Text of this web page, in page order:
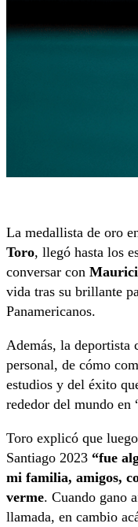
La medallista de oro
Toro, llegó hasta los
conversar con
vida tras su brillante
Panamericanos.
Además, la deportista
personal, de cómo
estudios y del éxito
rededor del mundo en
Toro explicó que
Santiago 2023 “fue
mi familia, amigos,
verme. Cuando gano
llamada, en cambio